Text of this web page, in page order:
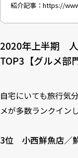
紹介記事： https://
2020年上半期 人
TOP3【グルメ部門
自宅にいても旅行気
メが多数ランクイン
3位 小西鮮魚店／